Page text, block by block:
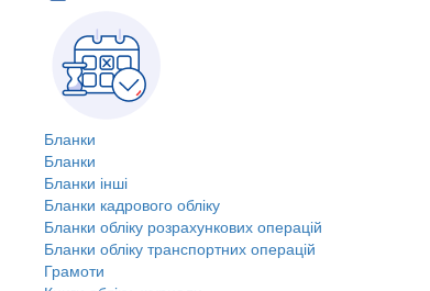
Бланки
Бланки
Бланки інші
Бланки кадрового обліку
Бланки обліку розрахункових операцій
Бланки обліку транспортних операцій
Грамоти